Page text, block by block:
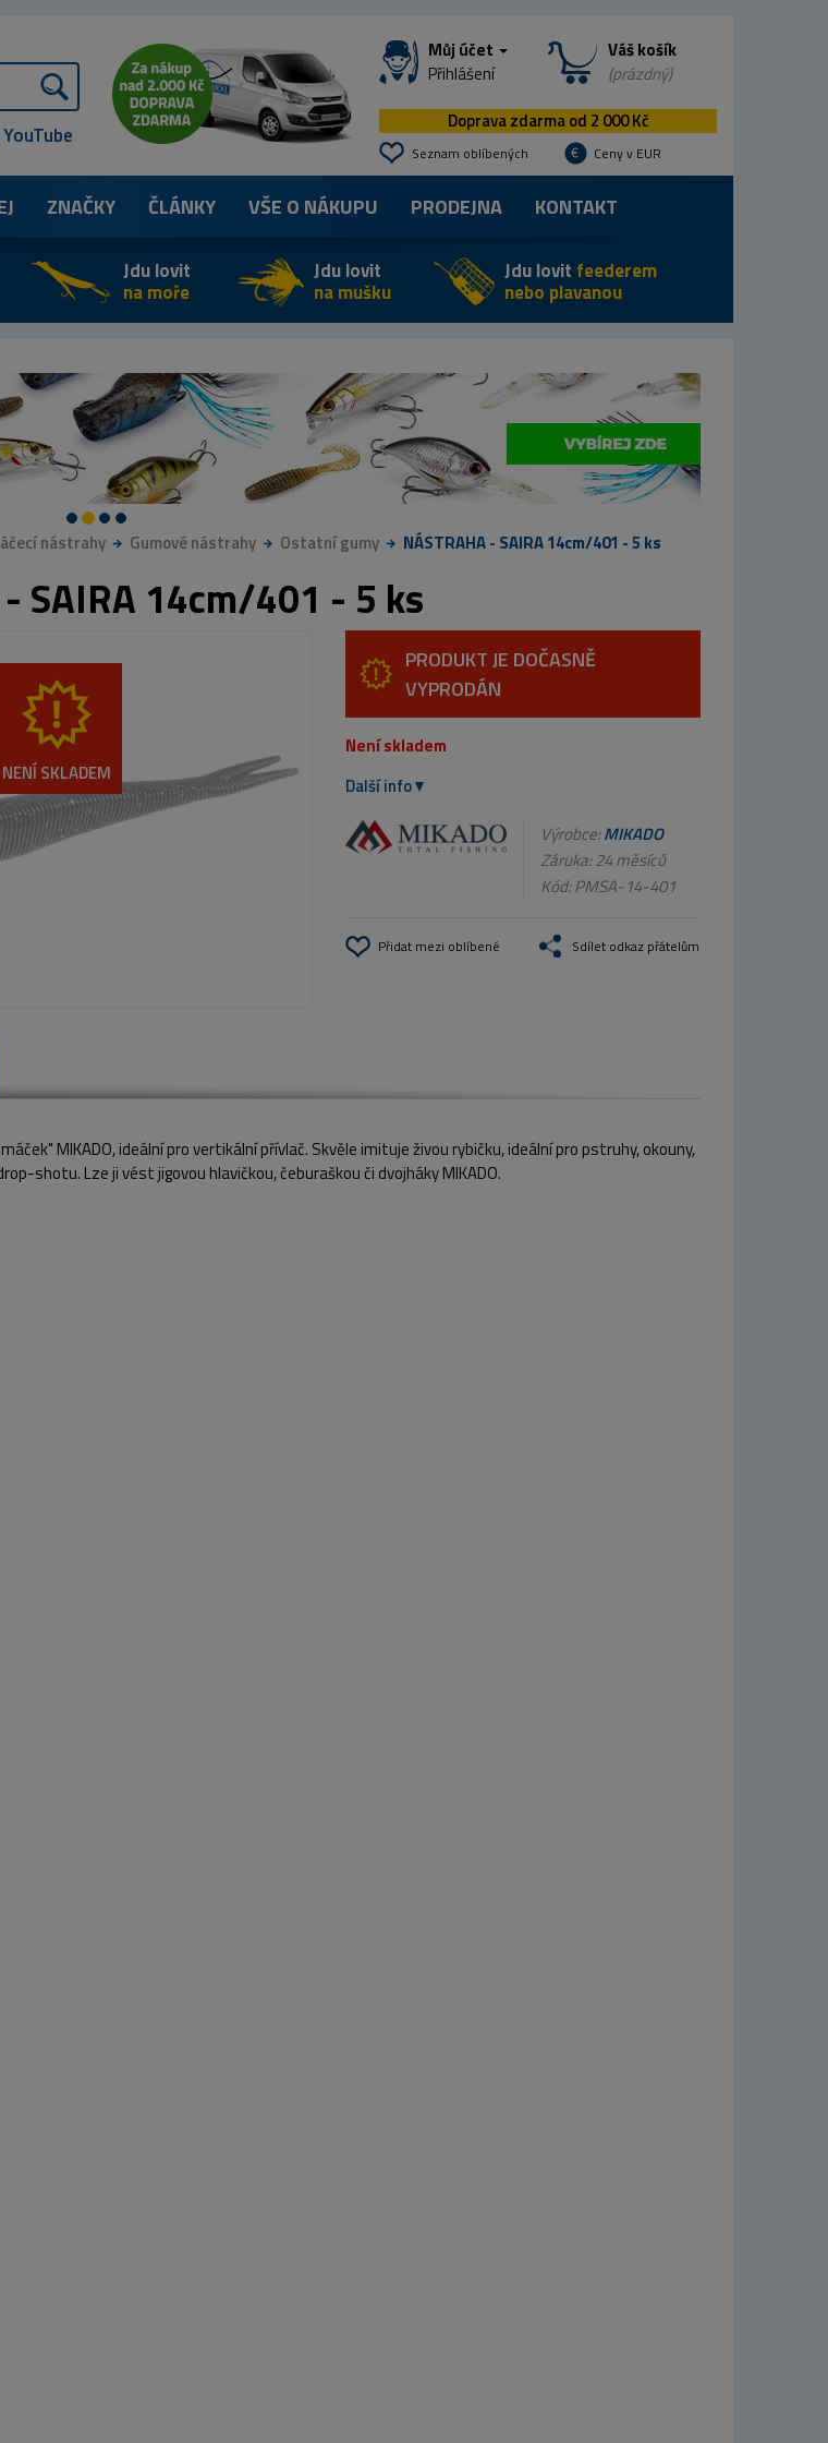
Můj účet
Přihlášení
Váš košík
(prázdný)
Doprava zdarma od 2 000 Kč
Seznam oblíbených Ceny v EUR
ZNAČKY ČLÁNKY VŠE O NÁKUPU PRODEJNA KONTAKT
Jdu lovit
na moře
Jdu lovit
na mušku
Jdu lovit feederem
nebo plavanou
nástrahy Gumové nástrahy Ostatní gumy NÁSTRAHA - SAIRA 14cm/401 - 5 ks
- SAIRA 14cm/401 - 5 ks
NENÍ SKLADEM
PRODUKT JE DOČASNĚ
VYPRODÁN
Není skladem
Další info
Výrobce:MIKADO
Záruka: 24 měsíců
Kód:PMSA-14-401
Přidat mezi oblíbené Sdílet odkaz přátelům
MIKADO, ideální pro vertikální přívlač. Skvěle imituje živou rybičku, ideální pro pstruhy, okouny,
shotu. Lze ji vést jigovou hlavičkou, čeburaškou či dvojháky MIKADO.